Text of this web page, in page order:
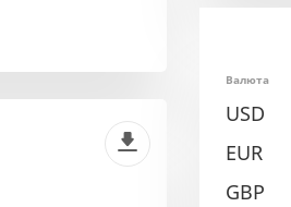
Валюта
USD
EUR
GBP